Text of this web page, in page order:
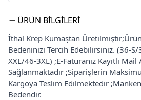
ÜRÜN BILGILERI
İthal Krep Kumaştan Üretilmiştir;Ürün
Bedeninizi Tercih Edebilirsiniz. (36-
XXL/46-3XL) ;E-Faturanız Kayıtlı
Sağlanmaktadır ;Siparişlerin
Kargoya Teslim Edilmektedir
Bedendir.